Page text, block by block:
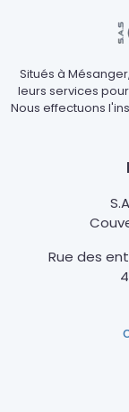
Situés à
leurs services
Nous effectuons
Rue des